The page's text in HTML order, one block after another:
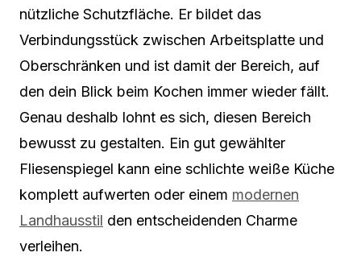
nützliche Schutzfläche. Er bildet das
Verbindungsstück zwischen Arbeitsplatte und
Oberschränken und ist damit der Bereich, auf
den dein Blick beim Kochen immer wieder fällt.
Genau deshalb lohnt es sich, diesen Bereich
bewusst zu gestalten. Ein gut gewählter
Fliesenspiegel kann eine schlichte weiße Küche
komplett aufwerten oder einem modernen
Landhausstil den entscheidenden Charme
verleihen.